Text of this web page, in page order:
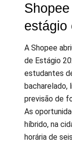
estágio
A Shopee
de Estágio
estudantes
bacharelado,
previsão de
As
híbrido, na
horária de